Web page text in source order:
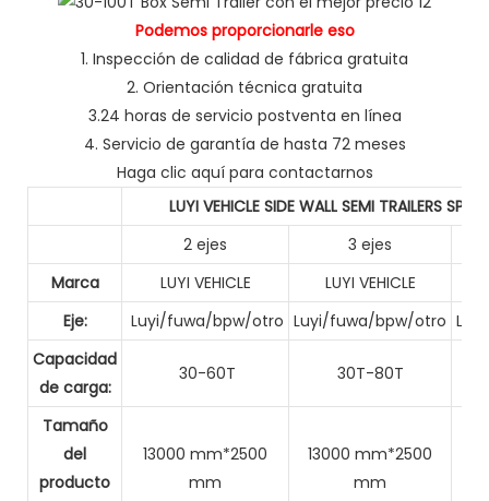
Podemos proporcionarle eso
1. Inspección de calidad de fábrica gratuita
2. Orientación técnica gratuita
3.24 horas de servicio postventa en línea
4. Servicio de garantía de hasta 72 meses
Haga clic aquí para contactarnos
LUYI VEHICLE SIDE WALL SEMI TRAILERS
2 ejes
3 ejes
Marca
LUYI VEHICLE LUYI VEHICLE
Eje:
Luyi/fuwa/bpw/otro Luyi/fuwa/bpw/otro
Capacidad
de carga:
30-60T 30T-80T
Tamaño
del
producto
13000 mm*2500
mm
13000 mm*2500
mm